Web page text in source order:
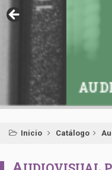
AUDIOVISUAL
Inicio Catálogo